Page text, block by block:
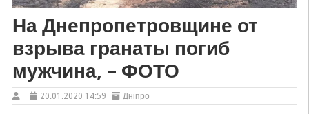
На Днепропетровщине от
взрыва гранаты погиб
мужчина, – ФОТО
20.01.2020 14:59 Дніпро